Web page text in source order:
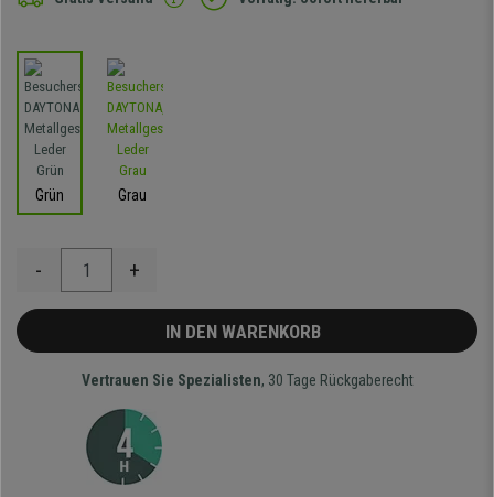
Grün Grau
- +
IN DEN WARENKORB
Vertrauen Sie Spezialisten, 30 Tage Rückgaberecht